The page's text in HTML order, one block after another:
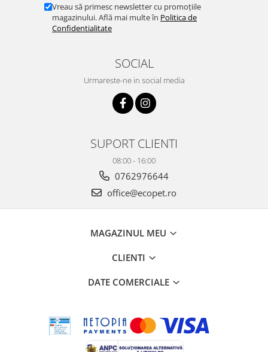
Vreau să primesc newsletter cu promoțiile
magazinului. Află mai multe în Politica de
Confidentialitate
SOCIAL
Urmareste-ne in social media
SUPORT CLIENTI
08:00 - 16:00
0762976644
office@ecopet.ro
MAGAZINUL MEU
CLIENTI
DATE COMERCIALE